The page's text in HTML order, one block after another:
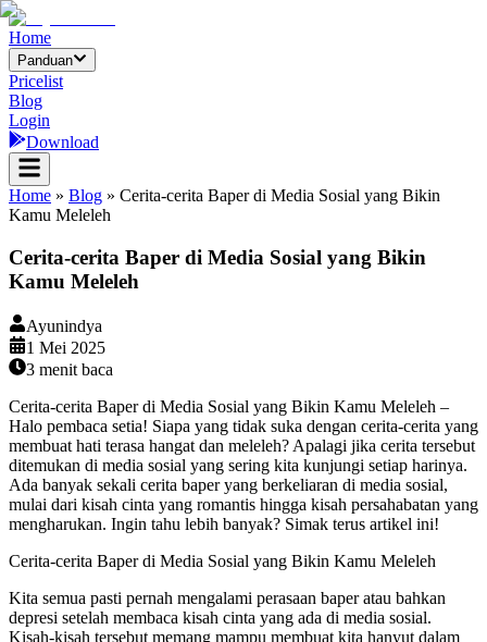
Home
Panduan
Pricelist
Blog
Login
Download
Home » Blog » Cerita-cerita Baper di Media Sosial yang Bikin
Kamu Meleleh
Cerita-cerita Baper di Media Sosial yang Bikin
Kamu Meleleh
Ayunindya
1 Mei 2025
3 menit baca
Cerita-cerita Baper di Media Sosial yang Bikin Kamu Meleleh –
Halo pembaca setia! Siapa yang tidak suka dengan cerita-cerita yang
membuat hati terasa hangat dan meleleh? Apalagi jika cerita tersebut
ditemukan di media sosial yang sering kita kunjungi setiap harinya.
Ada banyak sekali cerita baper yang berkeliaran di media sosial,
mulai dari kisah cinta yang romantis hingga kisah persahabatan yang
mengharukan. Ingin tahu lebih banyak? Simak terus artikel ini!
Cerita-cerita Baper di Media Sosial yang Bikin Kamu Meleleh
Kita semua pasti pernah mengalami perasaan baper atau bahkan
depresi setelah membaca kisah cinta yang ada di media sosial.
Kisah-kisah tersebut memang mampu membuat kita hanyut dalam